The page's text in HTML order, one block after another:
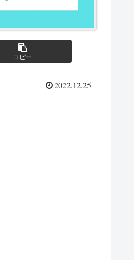
コピー
2022.12.25